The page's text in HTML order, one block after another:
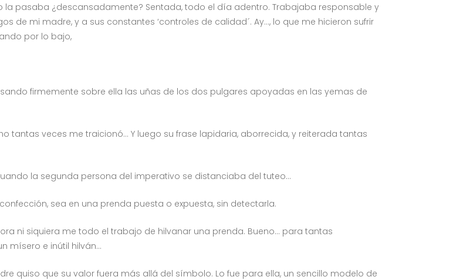
la pasaba ¿descansadamente? Sentada, todo el día adentro. Trabajaba responsable y
de mi madre, y a sus constantes ‘controles de calidad´. Ay…, lo que me hicieron sufrir
por lo bajo,
firmemente sobre ella las uñas de los dos pulgares apoyadas en las yemas de
tantas veces me traicionó… Y luego su frase lapidaria, aborrecida, y reiterada tantas
la segunda persona del imperativo se distanciaba del tuteo…
sea en una prenda puesta o expuesta, sin detectarla.
ni siquiera me todo el trabajo de hilvanar una prenda. Bueno… para tantas
mísero e inútil hilván…
quiso que su valor fuera más allá del símbolo. Lo fue para ella, un sencillo modelo de